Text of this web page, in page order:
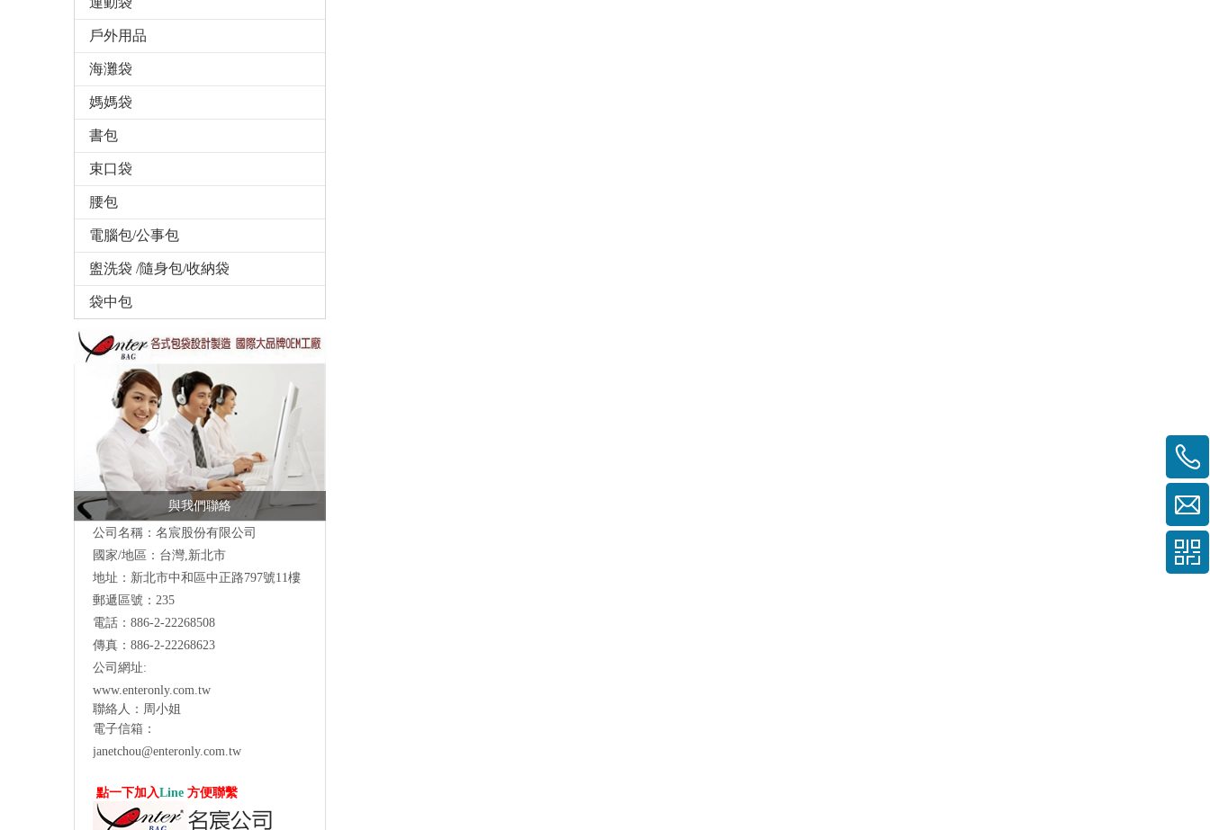
戶外用品
海灘袋
媽媽袋
書包
束口袋
腰包
電腦包/公事包
盥洗袋 /隨身包/收納袋
袋中包
與我們聯絡
公司名稱：名宸股份有限公司
國家/地區：台灣,新北市
地址：新北市中和區中正路797號11樓
郵遞區號：235
電話：886-2-22268508
傳真：886-2-22268623
公司網址:
www.enteronly.com.tw
聯絡人：周小姐
電子信箱：
janetchou@enteronly.com.tw
點一下加入Line 方便聯繫